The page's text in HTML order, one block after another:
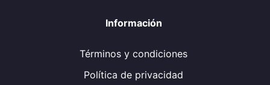
Información
Términos y condiciones
Política de privacidad